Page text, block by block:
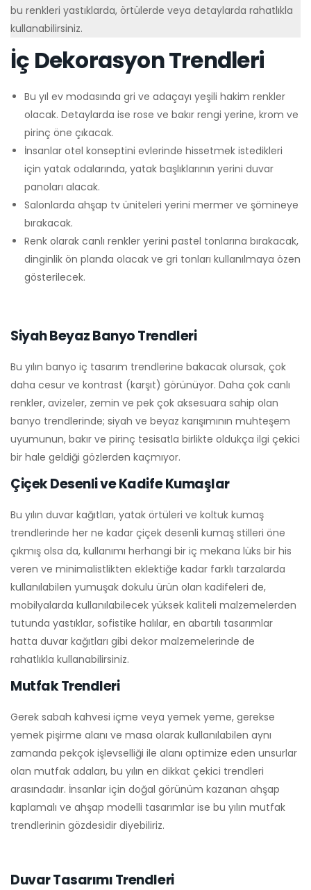
bu renkleri yastıklarda, örtülerde veya detaylarda rahatlıkla
kullanabilirsiniz.
İç Dekorasyon Trendleri
Bu yıl ev modasında gri ve adaçayı yeşili hakim renkler
olacak. Detaylarda ise rose ve bakır rengi yerine, krom ve
pirinç öne çıkacak.
İnsanlar otel konseptini evlerinde hissetmek istedikleri
için yatak odalarında, yatak başlıklarının yerini duvar
panoları alacak.
Salonlarda ahşap tv üniteleri yerini mermer ve şömineye
bırakacak.
Renk olarak canlı renkler yerini pastel tonlarına bırakacak,
dinginlik ön planda olacak ve gri tonları kullanılmaya özen
gösterilecek.
Siyah Beyaz Banyo Trendleri
Bu yılın banyo iç tasarım trendlerine bakacak olursak, çok
daha cesur ve kontrast (karşıt) görünüyor. Daha çok canlı
renkler, avizeler, zemin ve pek çok aksesuara sahip olan
banyo trendlerinde; siyah ve beyaz karışımının muhteşem
uyumunun, bakır ve pirinç tesisatla birlikte oldukça ilgi çekici
bir hale geldiği gözlerden kaçmıyor.
Çiçek Desenli ve Kadife Kumaşlar
Bu yılın duvar kağıtları, yatak örtüleri ve koltuk kumaş
trendlerinde her ne kadar çiçek desenli kumaş stilleri öne
çıkmış olsa da, kullanımı herhangi bir iç mekana lüks bir his
veren ve minimalistlikten eklektiğe kadar farklı tarzalarda
kullanılabilen yumuşak dokulu ürün olan kadifeleri de,
mobilyalarda kullanılabilecek yüksek kaliteli malzemelerden
tutunda yastıklar, sofistike halılar, en abartılı tasarımlar
hatta duvar kağıtları gibi dekor malzemelerinde de
rahatlıkla kullanabilirsiniz.
Mutfak Trendleri
Gerek sabah kahvesi içme veya yemek yeme, gerekse
yemek pişirme alanı ve masa olarak kullanılabilen aynı
zamanda pekçok işlevselliği ile alanı optimize eden unsurlar
olan mutfak adaları, bu yılın en dikkat çekici trendleri
arasındadır. İnsanlar için doğal görünüm kazanan ahşap
kaplamalı ve ahşap modelli tasarımlar ise bu yılın mutfak
trendlerinin gözdesidir diyebiliriz.
Duvar Tasarımı Trendleri